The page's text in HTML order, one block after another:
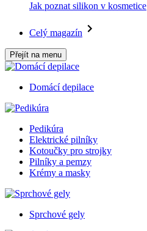
Jak poznat silikon v kosmetice
Celý magazín
Přejít na menu
Domácí depilace
Pedikúra
Elektrické pilníky
Kotoučky pro strojky
Pilníky a pemzy
Krémy a masky
Sprchové gely